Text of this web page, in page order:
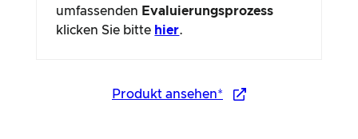
umfassenden Evaluierungsprozess
klicken Sie bitte hier.
Produkt ansehen*